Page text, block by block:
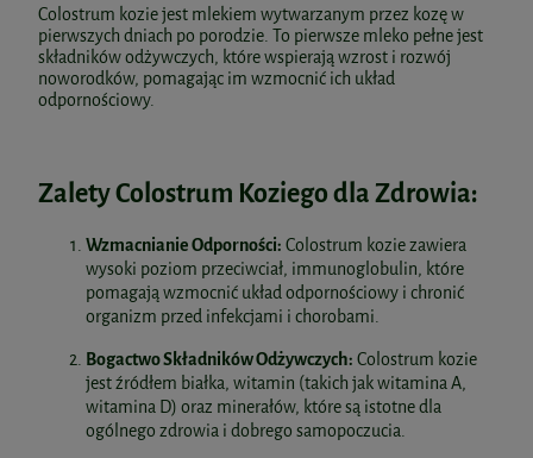
Colostrum kozie jest mlekiem wytwarzanym przez kozę w
pierwszych dniach po porodzie. To pierwsze mleko pełne jest
składników odżywczych, które wspierają wzrost i rozwój
noworodków, pomagając im wzmocnić ich układ
odpornościowy.
Zalety Colostrum Koziego dla Zdrowia:
Wzmacnianie Odporności: Colostrum kozie zawiera
wysoki poziom przeciwciał, immunoglobulin, które
pomagają wzmocnić układ odpornościowy i chronić
organizm przed infekcjami i chorobami.
Bogactwo Składników Odżywczych: Colostrum kozie
jest źródłem białka, witamin (takich jak witamina A,
witamina D) oraz minerałów, które są istotne dla
ogólnego zdrowia i dobrego samopoczucia.